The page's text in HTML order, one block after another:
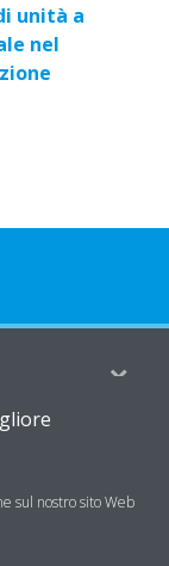
unità a
nel
sul nostro sito Web